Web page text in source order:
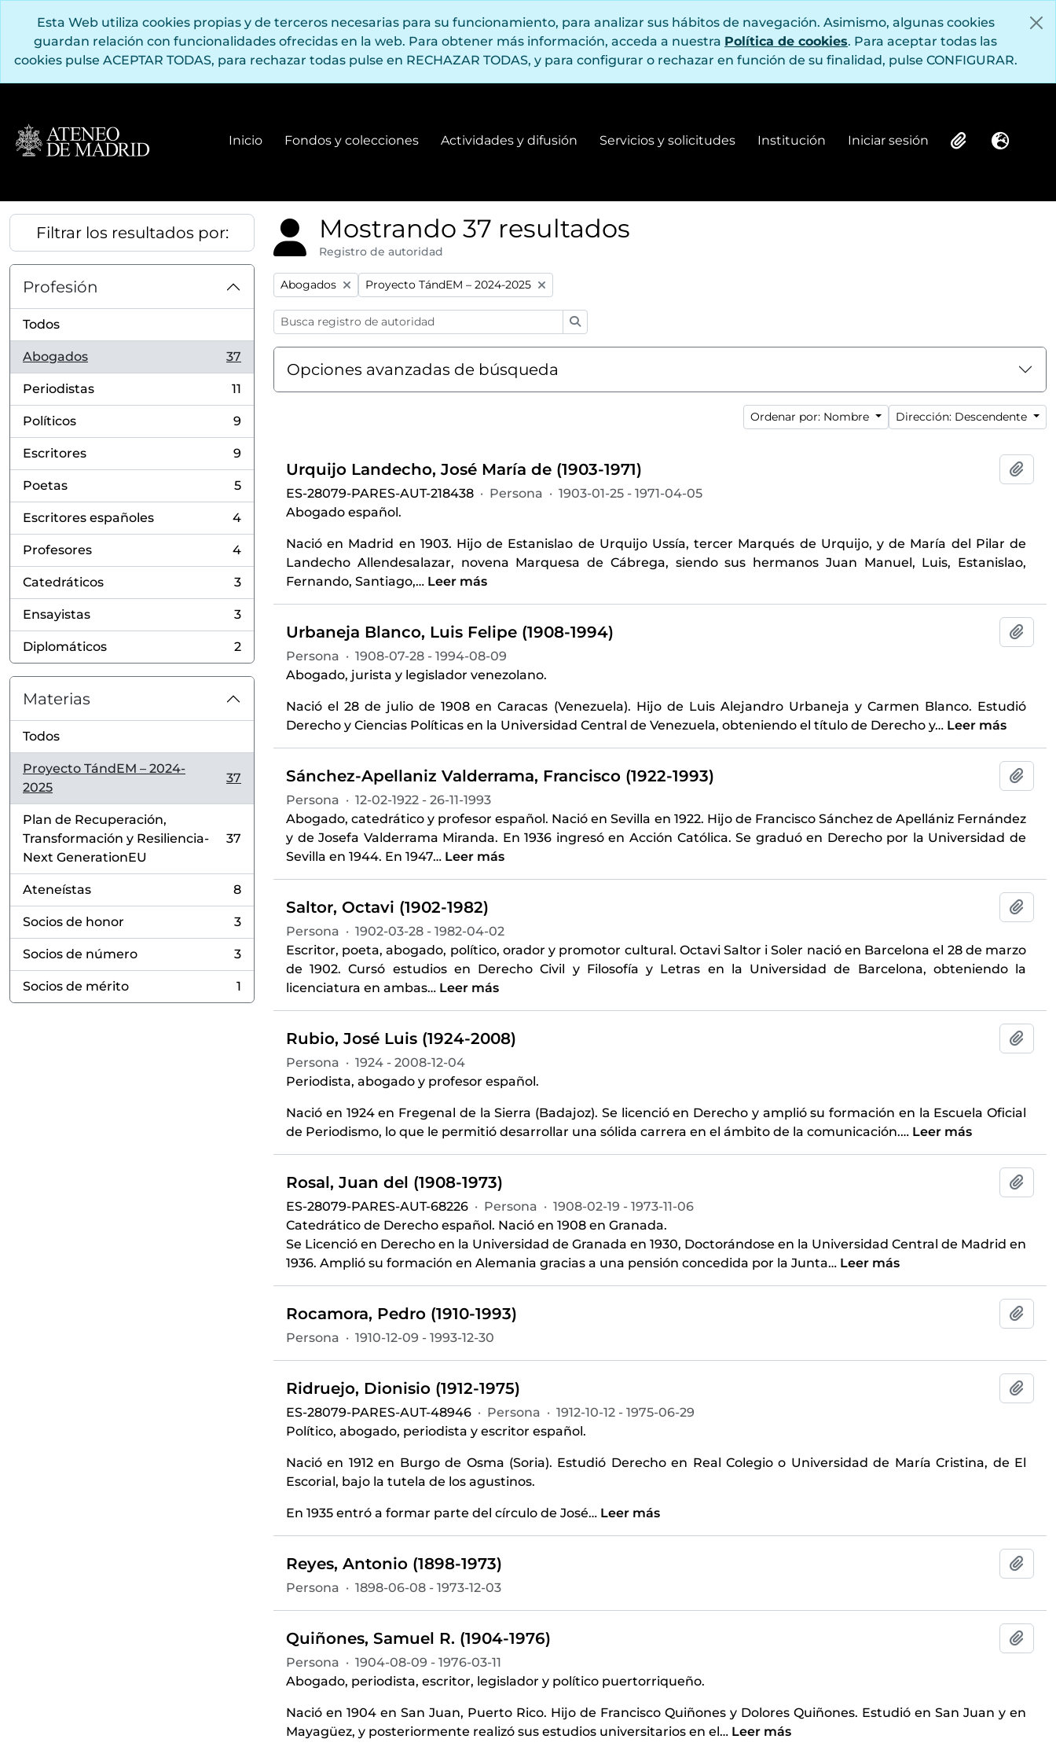
Esta Web utiliza cookies propias y de terceros necesarias para su funcionamiento, para analizar sus hábitos de navegación. Asimismo, algunas cookies
guardan relación con funcionalidades ofrecidas en la web. Para obtener más información, acceda a nuestra Política de cookies. Para aceptar todas las
cookies pulse ACEPTAR TODAS, para rechazar todas pulse en RECHAZAR TODAS, y para configurar o rechazar en función de su finalidad, pulse CONFIGURAR.
Inicio Fondos y colecciones
Fondos y colecciones
Actividades y difusión
Actividades y difusión
Servicios y solicitudes Institución
Institución
Iniciar sesión
Iniciar sesión ClipboardIdioma
Filtrar los resultados por:
Profesión
Todos
Abogados
, 37 resultados
37
Periodistas
, 11 resultados
11
Políticos
, 9 resultados
9
Escritores
, 9 resultados
9
Poetas
, 5 resultados
5
Escritores españoles
, 4 resultados
4
Profesores
, 4 resultados
4
Catedráticos
, 3 resultados
3
Ensayistas
, 3 resultados
3
Diplomáticos
, 2 resultados
2
Materias
Todos
Proyecto TándEM – 2024-
2025
, 37 resultados
37
Plan de Recuperación,
Transformación y Resiliencia-
Next GenerationEU
, 37 resultados
37
Ateneístas
, 8 resultados
8
Socios de honor
, 3 resultados
3
Socios de número
, 3 resultados
3
Socios de mérito
, 1 resultados
1
Mostrando 37 resultados
Registro de autoridad
Remove filter:
Abogados Remove filter:
Proyecto TándEM – 2024-2025
Opciones avanzadas de búsqueda
Ordenar por: Nombre Dirección: Descendente
Urquijo Landecho, José María de (1903-1971)
ES-28079-PARES-AUT-218438 · Persona · 1903-01-25 - 1971-04-05
Abogado español.
Nació en Madrid en 1903. Hijo de Estanislao de Urquijo Ussía, tercer Marqués de Urquijo, y de María del Pilar de
Landecho Allendesalazar, novena Marquesa de Cábrega, siendo sus hermanos Juan Manuel, Luis, Estanislao,
Fernando, Santiago,… Leer más
Urbaneja Blanco, Luis Felipe (1908-1994)
Persona · 1908-07-28 - 1994-08-09
Abogado, jurista y legislador venezolano.
Nació el 28 de julio de 1908 en Caracas (Venezuela). Hijo de Luis Alejandro Urbaneja y Carmen Blanco. Estudió
Derecho y Ciencias Políticas en la Universidad Central de Venezuela, obteniendo el título de Derecho y… Leer más
Sánchez-Apellaniz Valderrama, Francisco (1922-1993)
Persona · 12-02-1922 - 26-11-1993
Abogado, catedrático y profesor español. Nació en Sevilla en 1922. Hijo de Francisco Sánchez de Apellániz Fernández
y de Josefa Valderrama Miranda. En 1936 ingresó en Acción Católica. Se graduó en Derecho por la Universidad de
Sevilla en 1944. En 1947… Leer más
Saltor, Octavi (1902-1982)
Persona · 1902-03-28 - 1982-04-02
Escritor, poeta, abogado, político, orador y promotor cultural. Octavi Saltor i Soler nació en Barcelona el 28 de marzo
de 1902. Cursó estudios en Derecho Civil y Filosofía y Letras en la Universidad de Barcelona, obteniendo la
licenciatura en ambas… Leer más
Rubio, José Luis (1924-2008)
Persona · 1924 - 2008-12-04
Periodista, abogado y profesor español.
Nació en 1924 en Fregenal de la Sierra (Badajoz). Se licenció en Derecho y amplió su formación en la Escuela Oficial
de Periodismo, lo que le permitió desarrollar una sólida carrera en el ámbito de la comunicación.… Leer más
Rosal, Juan del (1908-1973)
ES-28079-PARES-AUT-68226 · Persona · 1908-02-19 - 1973-11-06
Catedrático de Derecho español. Nació en 1908 en Granada.
Se Licenció en Derecho en la Universidad de Granada en 1930, Doctorándose en la Universidad Central de Madrid en
1936. Amplió su formación en Alemania gracias a una pensión concedida por la Junta… Leer más
Rocamora, Pedro (1910-1993)
Persona · 1910-12-09 - 1993-12-30
Ridruejo, Dionisio (1912-1975)
ES-28079-PARES-AUT-48946 · Persona · 1912-10-12 - 1975-06-29
Político, abogado, periodista y escritor español.
Nació en 1912 en Burgo de Osma (Soria). Estudió Derecho en Real Colegio o Universidad de María Cristina, de El
Escorial, bajo la tutela de los agustinos.
En 1935 entró a formar parte del círculo de José… Leer más
Reyes, Antonio (1898-1973)
Persona · 1898-06-08 - 1973-12-03
Quiñones, Samuel R. (1904-1976)
Persona · 1904-08-09 - 1976-03-11
Abogado, periodista, escritor, legislador y político puertorriqueño.
Nació en 1904 en San Juan, Puerto Rico. Hijo de Francisco Quiñones y Dolores Quiñones. Estudió en San Juan y en
Mayagüez, y posteriormente realizó sus estudios universitarios en el… Leer más